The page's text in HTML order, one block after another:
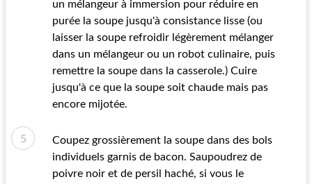
un mélangeur à immersion pour réduire en
purée la soupe jusqu'à consistance lisse (ou
laisser la soupe refroidir légèrement mélanger
dans un mélangeur ou un robot culinaire, puis
remettre la soupe dans la casserole.) Cuire
jusqu'à ce que la soupe soit chaude mais pas
encore mijotée.
Coupez grossièrement la soupe dans des bols
individuels garnis de bacon. Saupoudrez de
poivre noir et de persil haché, si vous le